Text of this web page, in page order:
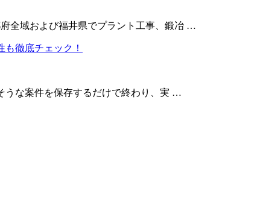
全域および福井県でプラント工事、鍛冶 …
うな案件を保存するだけで終わり、実 …